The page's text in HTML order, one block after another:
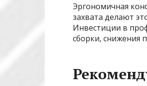
Эргономичная
захвата делают
Инвестиции в
сборки, снижения